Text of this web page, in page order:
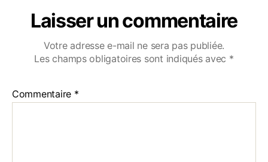
Laisser un commentaire
Votre adresse e-mail ne sera pas publiée.
Les champs obligatoires sont indiqués avec *
Commentaire *